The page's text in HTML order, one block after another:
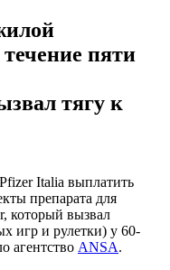
пяти
тягу к
Italia выплатить
препарата для
который вызвал
игр и рулетки) у 60-
агентство ANSA.